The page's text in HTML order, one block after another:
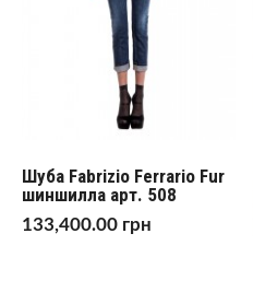
Шуба Fabrizio Ferrario Fur
шиншилла арт. 508
133,400.00 грн